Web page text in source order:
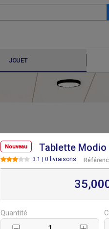
Nouveau Tablette Modio
3.1 | 0 livraisons
Quantité
JOUET